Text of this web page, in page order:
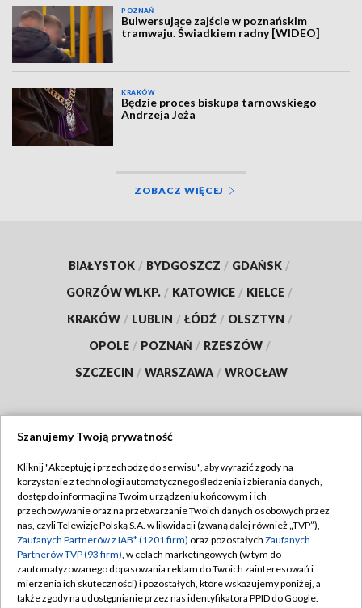
POZNAŃ
Bulwersujące zajście w poznańskim
tramwaju. Świadkiem radny [WIDEO]
KRAKÓW
Będzie proces biskupa tarnowskiego
Andrzeja Jeża
ZOBACZ WIĘCEJ
BIAŁYSTOK / BYDGOSZCZ / GDAŃSK /
GORZÓW WLKP. / KATOWICE / KIELCE /
KRAKÓW / LUBLIN / ŁÓDŹ / OLSZTYN /
OPOLE / POZNAŃ / RZESZÓW /
SZCZECIN / WARSZAWA / WROCŁAW
TVP
Abonament TVP
Emisja w TVP
Centrum informacji TVP
Naziemna Telewizja Cyfrowa
Regulamin TVP
Polityka prywatności
Moje zgody
Pomoc
Szanujemy Twoją prywatność
Kliknij "Akceptuję i przechodzę do serwisu", aby wyrazić zgody na
korzystanie z technologii automatycznego śledzenia i zbierania danych,
dostęp do informacji na Twoim urządzeniu końcowym i ich
przechowywanie oraz na przetwarzanie Twoich danych osobowych przez
nas, czyli Telewizję Polską S.A. w likwidacji (zwaną dalej również „TVP”),
Zaufanych Partnerów z IAB* (1201 firm) oraz pozostałych Zaufanych
Partnerów TVP (93 firm), w celach marketingowych (w tym do
zautomatyzowanego dopasowania reklam do Twoich zainteresowań i
mierzenia ich skuteczności) i pozostałych, które wskazujemy poniżej, a
także zgody na udostępnianie przez nas identyfikatora PPID do Google.